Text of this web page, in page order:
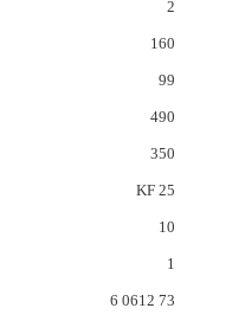
2
160
99
490
350
KF 25
10
1
6 0612 73